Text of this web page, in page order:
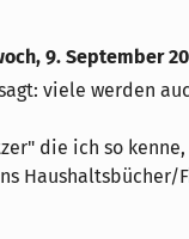
9. September
viele werden
die ich so
Haushaltsbücher/